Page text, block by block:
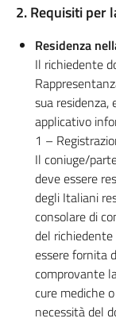
2. Requisiti per
Residenza
Il richiedente
sua residenza,
applicativo
1 –
Il coniuge/
deve essere
degli Italiani
consolare di
del
essere fornita
comprovante
cure mediche
necessità del